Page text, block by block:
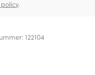
.
122104